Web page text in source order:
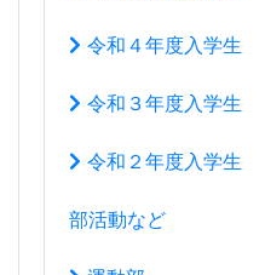
令和４年度入学生
令和３年度入学生
令和２年度入学生
部活動など